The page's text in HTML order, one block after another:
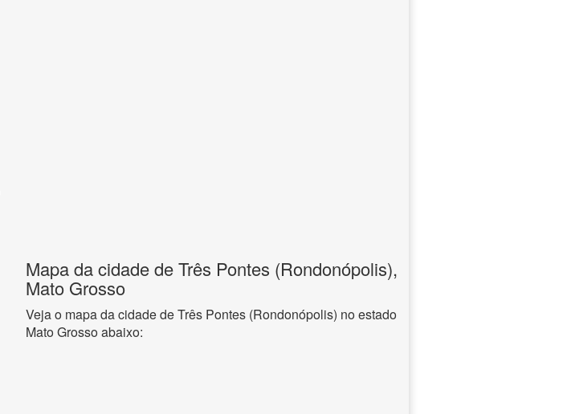
Mapa da cidade de Três Pontes (Rondonópolis),
Mato Grosso
Veja o mapa da cidade de Três Pontes (Rondonópolis) no estado
Mato Grosso abaixo: